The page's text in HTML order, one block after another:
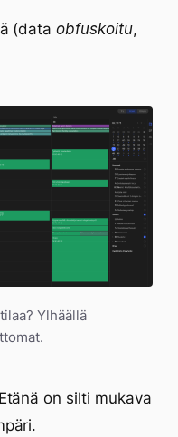
(dataobfuskoitu,
Ylhäällä
on silti mukava